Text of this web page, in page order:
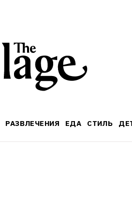
РАЗВЛЕЧЕНИЯ ЕДА СТИЛЬ